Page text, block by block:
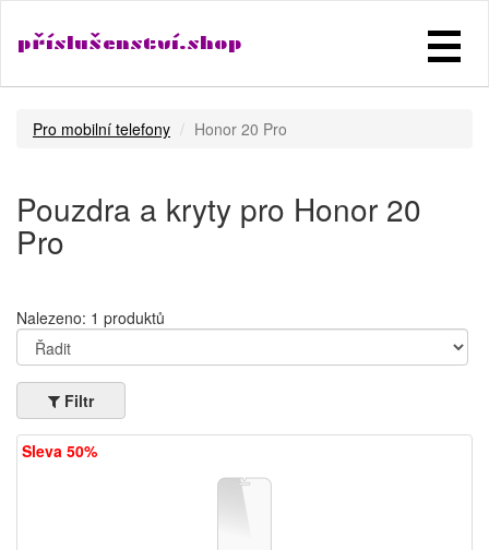
příslušenství.shop
Pro mobilní telefony Honor 20 Pro
Pouzdra a kryty pro Honor 20
Pro
Nalezeno: 1 produktů
Filtr
Sleva 50%